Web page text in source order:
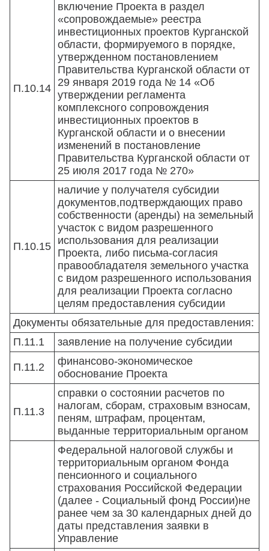
П.10.14
включение Проекта в раздел
«сопровождаемые» реестра
инвестиционных проектов Курганской
области, формируемого в порядке,
утвержденном постановлением
Правительства Курганской области от
29 января 2019 года № 14 «Об
утверждении регламента
комплексного сопровождения
инвестиционных проектов в
Курганской области и о внесении
изменений в постановление
Правительства Курганской области от
25 июля 2017 года № 270»
П.10.15
наличие у получателя субсидии
документов,подтверждающих право
собственности (аренды) на земельный
участок с видом разрешенного
использования для реализации
Проекта, либо письма-согласия
правообладателя земельного участка
с видом разрешенного использования
для реализации Проекта согласно
целям предоставления субсидии
Документы обязательные для предоставления:
П.11.1
заявление на получение субсидии
П.11.2
финансово-экономическое
обоснование Проекта
П.11.3
справки о состоянии расчетов по
налогам, сборам, страховым взносам,
пеням, штрафам, процентам,
выданные территориальным органом
Федеральной налоговой службы и
территориальным органом Фонда
пенсионного и социального
страхования Российской Федерации
(далее - Социальный фонд России)не
ранее чем за 30 календарных дней до
даты представления заявки в
Управление